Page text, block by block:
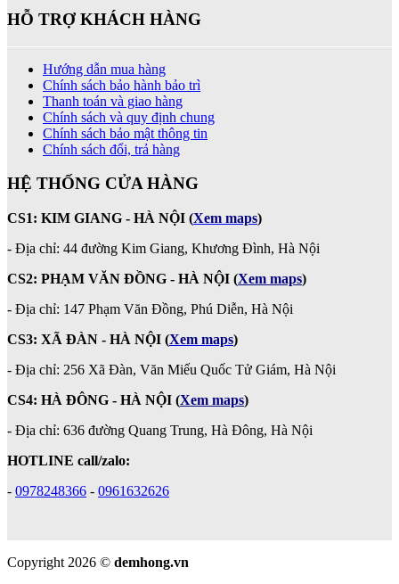
HỖ TRỢ KHÁCH HÀNG
Hướng dẫn mua hàng
Chính sách bảo hành bảo trì
Thanh toán và giao hàng
Chính sách và quy định chung
Chính sách bảo mật thông tin
Chính sách đổi, trả hàng
HỆ THỐNG CỬA HÀNG
CS1: KIM GIANG - HÀ NỘI (Xem maps)
- Địa chỉ: 44 đường Kim Giang, Khương Đình, Hà Nội
CS2: PHẠM VĂN ĐỒNG - HÀ NỘI (Xem maps)
- Địa chỉ: 147 Phạm Văn Đồng, Phú Diễn, Hà Nội
CS3: XÃ ĐÀN - HÀ NỘI (Xem maps)
- Địa chỉ: 256 Xã Đàn, Văn Miếu Quốc Tử Giám, Hà Nội
CS4: HÀ ĐÔNG - HÀ NỘI (Xem maps)
- Địa chỉ: 636 đường Quang Trung, Hà Đông, Hà Nội
HOTLINE call/zalo:
- 0978248366 - 0961632626
Copyright 2026 © demhong.vn